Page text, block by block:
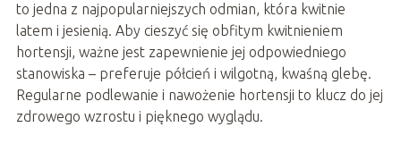
to jedna z najpopularniejszych odmian, która kwitnie
latem i jesienią. Aby cieszyć się obfitym kwitnieniem
hortensji, ważne jest zapewnienie jej odpowiedniego
stanowiska – preferuje półcień i wilgotną, kwaśną glebę.
Regularne podlewanie i nawożenie hortensji to klucz do jej
zdrowego wzrostu i pięknego wyglądu.